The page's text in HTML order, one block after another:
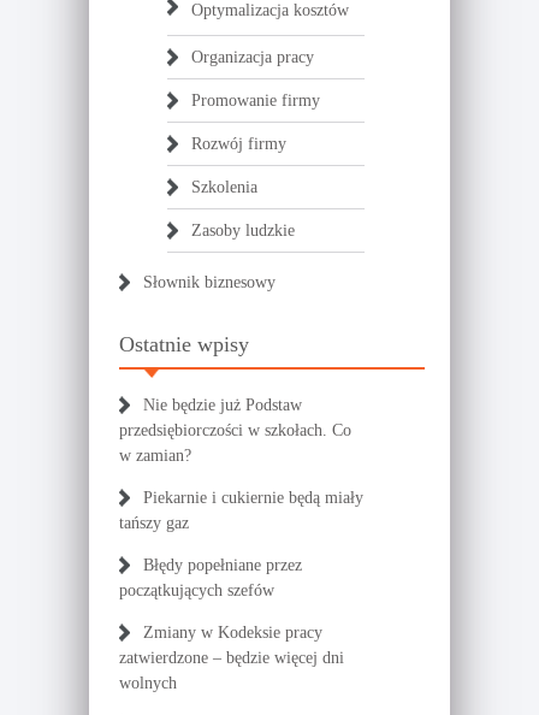
Optymalizacja kosztów
Organizacja pracy
Promowanie firmy
Rozwój firmy
Szkolenia
Zasoby ludzkie
Słownik biznesowy
Ostatnie wpisy
Nie będzie już Podstaw
przedsiębiorczości w szkołach. Co
w zamian?
Piekarnie i cukiernie będą miały
tańszy gaz
Błędy popełniane przez
początkujących szefów
Zmiany w Kodeksie pracy
zatwierdzone – będzie więcej dni
wolnych